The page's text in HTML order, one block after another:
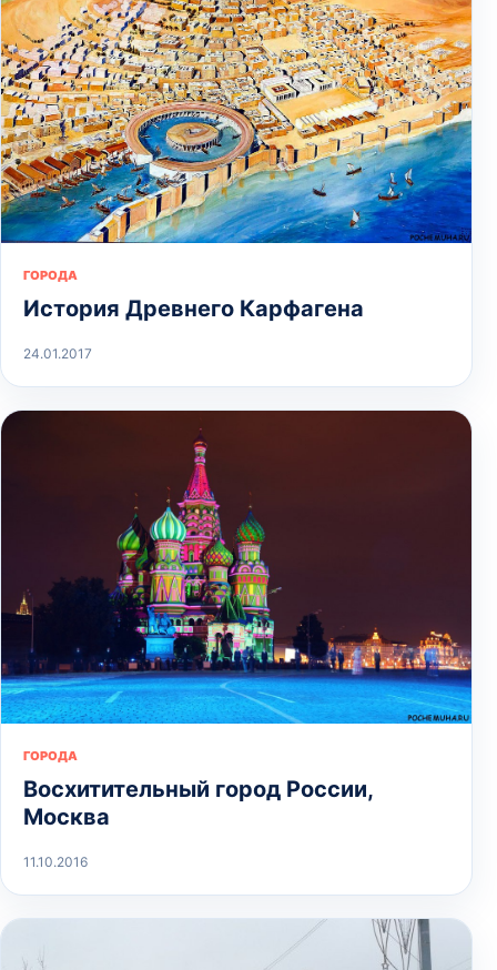
ГОРОДА
История Древнего Карфагена
24.01.2017
ГОРОДА
Восхитительный город России,
Москва
11.10.2016